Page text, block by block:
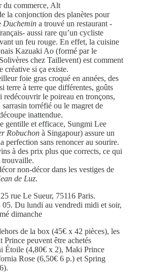
du commerce, Alt
la conjonction des planètes pour
Duchemin a trouvé un restaurant -
aussi rare qu’un cycliste
un feu rouge. En effet, la cuisine
Kazuaki Ao (formé par le
chez Taillevent) est comment
créative si ça existe.
foie gras croqué en années, des
terre à terre que différentes, goûts
redécouvrir le poireau en tronçons,
torréfié ou le magret de
inattendue.
gentille et efficace, Sungmi Lee
Robuchon à Singapour) assure un
perfection sans renoncer au sourire.
à des prix plus que corrects, ce qui
trouvaille.
non-décor dans les vestiges de
de Luz.
25 rue Le Sueur, 75116 Paris.
Du lundi au vendredi midi et soir,
dimanche
de la box (45€ x 42 pièces), les
Prince peuvent être achetés
Étoile (4,80€ x 2), Maki Prince
Rose (6,50€ 6 p.) et Spring